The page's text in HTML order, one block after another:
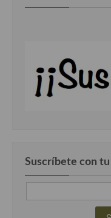
Suscríbete con tu